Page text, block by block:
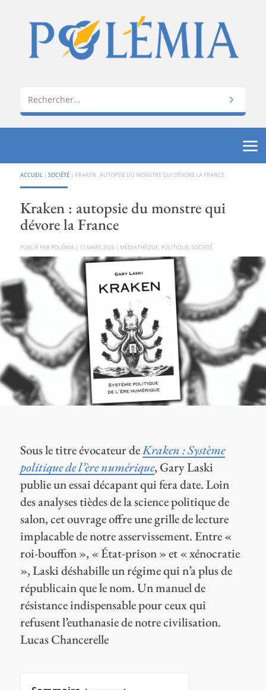
ACCUEIL | SOCIÉTÉ| KRAKEN : AUTOPSIE DU MONSTRE QUI DÉVORE LA FRANCE
Kraken : autopsie du monstre qui
dévore la France
PAR POLÉMIA | 13 MARS 2026| MÉDIATHÈQUE, POLITIQUE, SOCIÉTÉ
Sous le titre évocateur deKraken : Système
politique de l’ère numérique, Gary Laski
publie un essai décapant qui fera date. Loin
des analyses tièdes de la science politique de
salon, cet ouvrage offre une grille de lecture
implacable de notre asservissement. Entre «
roi-bouffon », « État-prison » et « xénocratie
», Laski déshabille un régime qui n’a plus de
républicain que le nom. Un manuel de
résistance indispensable pour ceux qui
refusent l’euthanasie de notre civilisation.
Lucas Chancerelle